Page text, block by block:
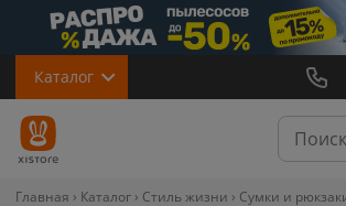
Каталог
Главная Каталог Стиль жизни Сумки и